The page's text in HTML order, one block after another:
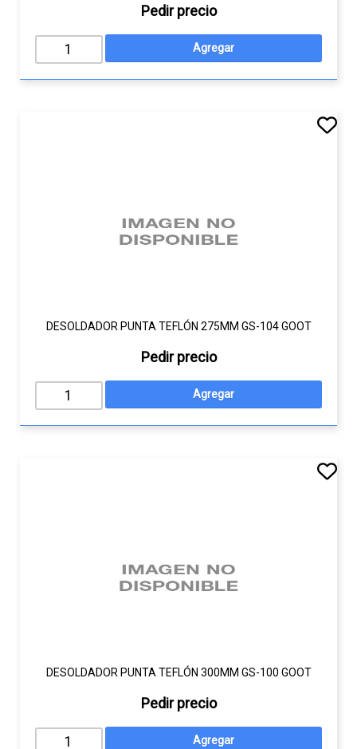
Pedir precio
DESOLDADOR PUNTA TEFLÓN 275MM GS-104 GOOT
Pedir precio
DESOLDADOR PUNTA TEFLÓN 300MM GS-100 GOOT
Pedir precio